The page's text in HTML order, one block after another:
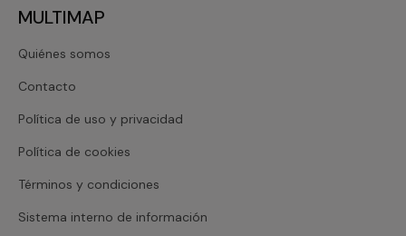
MULTIMAP
Quiénes somos
Contacto
Política de uso y privacidad
Política de cookies
Términos y condiciones
Sistema interno de información